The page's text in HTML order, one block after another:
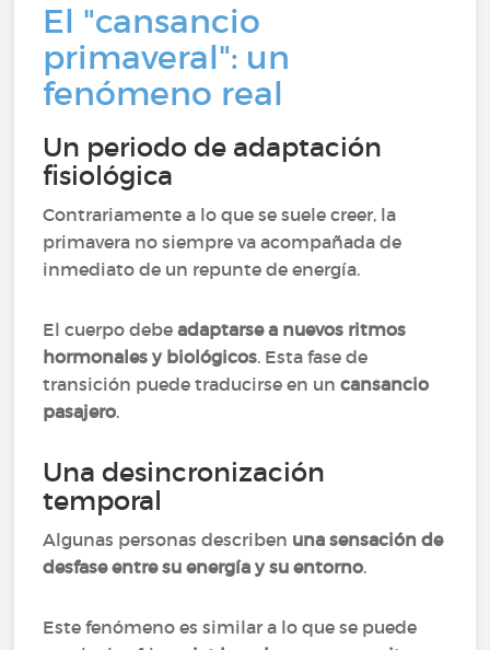
El "cansancio
primaveral": un
fenómeno real
Un periodo de adaptación
fisiológica
Contrariamente a lo que se suele creer, la
primavera no siempre va acompañada de
inmediato de un repunte de energía.
El cuerpo debeadaptarse a nuevos ritmos
hormonales y biológicos. Esta fase de
transición puede traducirse en uncansancio
pasajero.
Una desincronización
temporal
Algunas personas describen una sensación de
desfase entre su energía y su entorno.
Este fenómeno es similar a lo que se puede